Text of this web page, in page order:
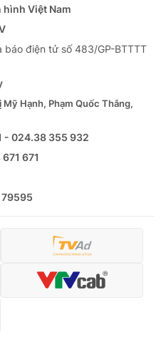
hình Việt Nam
điện tử số 483/GP-BTTTT
Mỹ Hạnh, Phạm Quốc Thắng,
- 024.38 355 932
671